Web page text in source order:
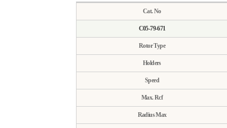
Cat. No
C05-79-671
Rotor Type
Holders
Speed
Max. Rcf
Radius Max